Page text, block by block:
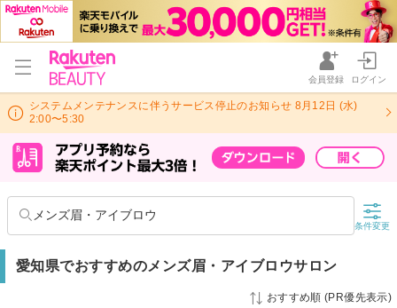
会員登録 ログイン
システムメンテナンスに伴うサービス停止のお知らせ 8月12日 (水)
2:00〜5:30
メンズ眉・アイブロウ
条件変更
愛知県でおすすめのメンズ眉・アイブロウサロン
おすすめ順 (PR優先表示)